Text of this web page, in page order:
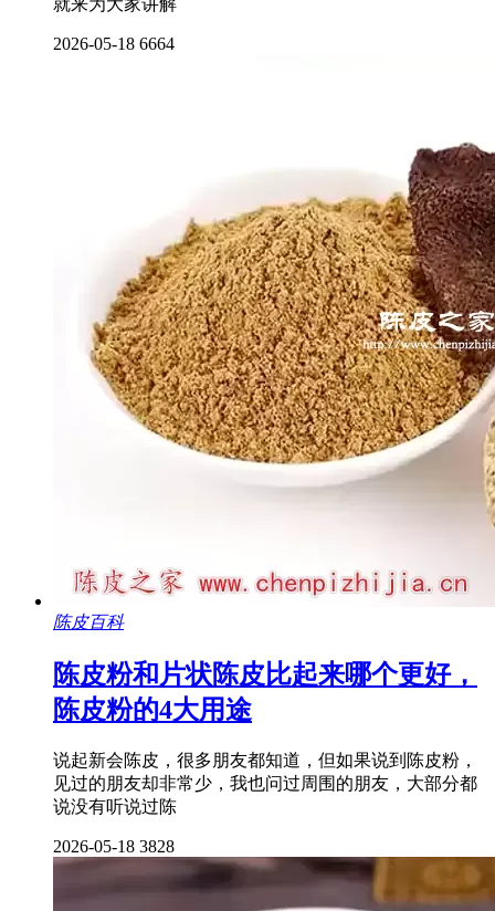
就来为大家讲解
2026-05-18 6664
陈皮百科
陈皮粉和片状陈皮比起来哪个更好，
陈皮粉的4大用途
说起新会陈皮，很多朋友都知道，但如果说到陈皮粉，
见过的朋友却非常少，我也问过周围的朋友，大部分都
说没有听说过陈
2026-05-18 3828